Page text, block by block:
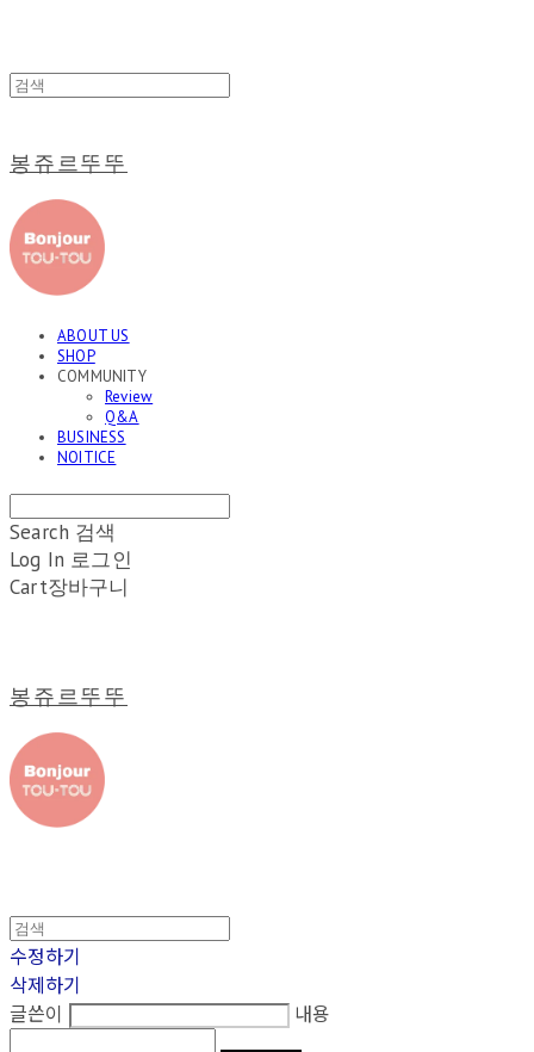
봉쥬르뚜뚜
ABOUT US
SHOP
COMMUNITY
Review
Q&A
BUSINESS
NOITICE
Search 검색
Log In 로그인
Cart장바구니
봉쥬르뚜뚜
수정하기
삭제하기
글쓴이
내용